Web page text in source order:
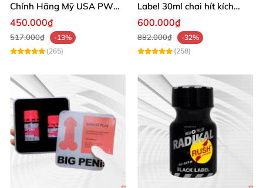
Chính Hãng Mỹ USA PWD
Cho Nam Nữ
450.000₫
517.000₫
-13%
(265)
Label 30ml chai hít kích
thích ham muốn mạnh
600.000₫
882.000₫
-32%
(258)